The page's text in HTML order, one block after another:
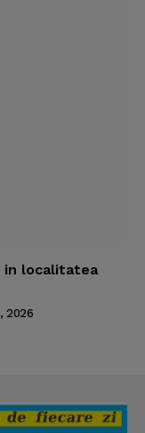
in localitatea
2026